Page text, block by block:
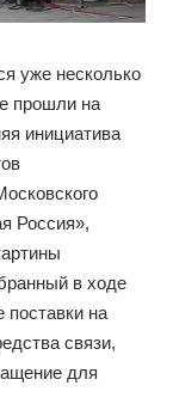
уже несколько
прошли на
инициатива
Россия»,
в ходе
поставки на
связи,
для